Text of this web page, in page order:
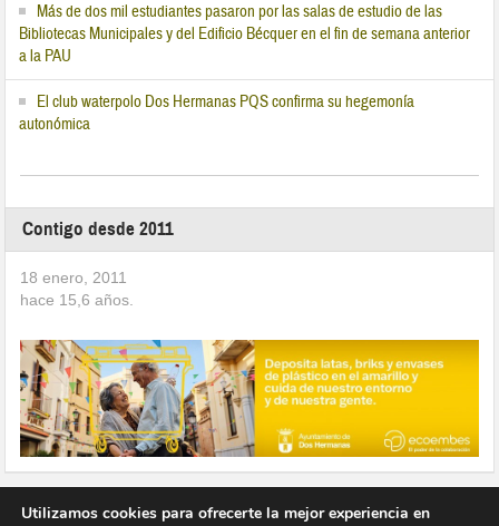
Más de dos mil estudiantes pasaron por las salas de estudio de las
Bibliotecas Municipales y del Edificio Bécquer en el fin de semana anterior
a la PAU
El club waterpolo Dos Hermanas PQS confirma su hegemonía
autonómica
Contigo desde 2011
18 enero, 2011
hace 15,6 años.
Utilizamos cookies para ofrecerte la mejor experiencia en